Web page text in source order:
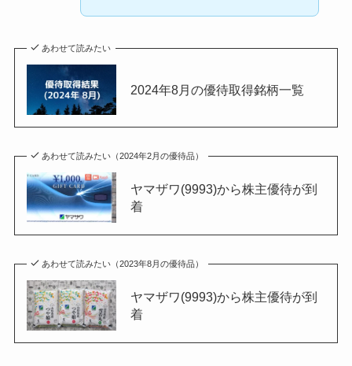
あわせて読みたい
2024年8月の優待取得銘柄一覧
あわせて読みたい（2024年2月の優待品）
ヤマザワ(9993)から株主優待が到
着
あわせて読みたい（2023年8月の優待品）
ヤマザワ(9993)から株主優待が到
着